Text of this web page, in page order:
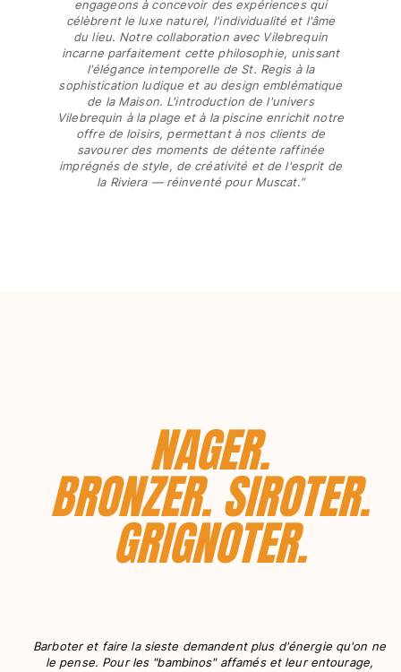
Sacs de plage
Sacs de Voyage
Mini-sacs
Tote bags
Tous les articles
Lunettes de soleil
Tous les articles
Chaussures
Moccasins
Outdoor
engageons à concevoir des expériences qui
célèbrent le luxe naturel, l'individualité et l'âme
du lieu. Notre collaboration avec Vilebrequin
incarne parfaitement cette philosophie, unissant
l'élégance intemporelle de St. Regis à la
sophistication ludique et au design emblématique
de la Maison. L'introduction de l'univers
Vilebrequin à la plage et à la piscine enrichit notre
offre de loisirs, permettant à nos clients de
savourer des moments de détente raffinée
imprégnés de style, de créativité et de l'esprit de
la Riviera — réinventé pour Muscat.”
NAGER.
BRONZER. SIROTER.
GRIGNOTER.
Barboter et faire la sieste demandent plus d'énergie qu'on ne
le pense. Pour les "bambinos" affamés et leur entourage,